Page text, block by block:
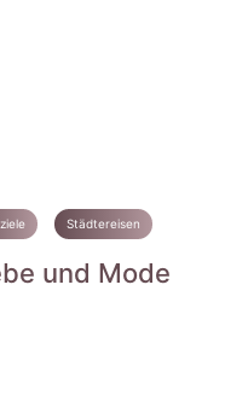
Städtereisen
und Mode